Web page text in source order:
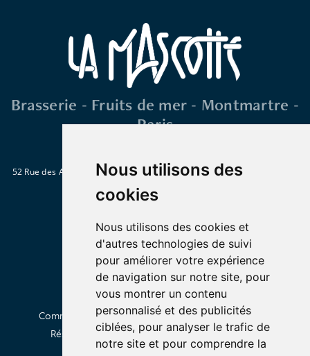
Nous utilisons des
cookies
Nous utilisons des cookies et
d'autres technologies de suivi
pour améliorer votre expérience
de navigation sur notre site, pour
vous montrer un contenu
personnalisé et des publicités
ciblées, pour analyser le trafic de
notre site et pour comprendre la
Brasserie - Fruits de mer - Montmartre -
Paris
52 Rue des Abbesses 75018 Paris Métro : Abbesses, Blanche ou Pigalle
Tél. : 01 46 06 28 15
Commander en livraison Click & Collect À propos
Réserver une table Privatiser Contactez-nous